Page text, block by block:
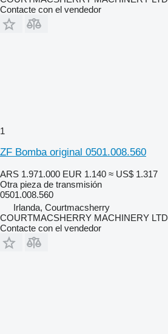
Contacte con el vendedor
1
ZF Bomba original 0501.008.560
ARS 1.971.000 EUR 1.140 ≈ US$ 1.317
Otra pieza de transmisión
0501.008.560
Irlanda, Courtmacsherry
COURTMACSHERRY MACHINERY LTD
Contacte con el vendedor